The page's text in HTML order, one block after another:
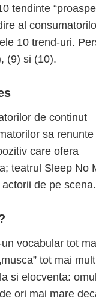
tendinte
al
10 trend-uri.
(9) si (10).
de continut
sa renunte
care ofera
teatrul Sleep No
de pe scena.
vocabular tot
tot mai
si elocventa: omul
ori mai mare